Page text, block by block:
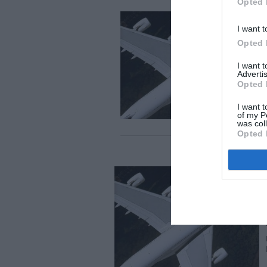
I want
Opted
I want
Opted
I want
of my
was
Opted